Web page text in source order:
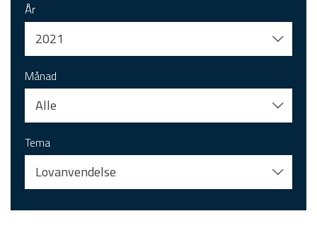
År
2021
Månad
Alle
Tema
Lovanvendelse